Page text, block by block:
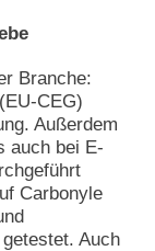
Branche:
CEG)
Außerdem
auch bei E-
Carbonyle
Auch